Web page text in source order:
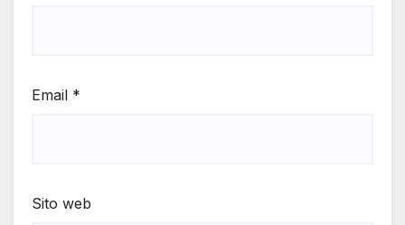
Email *
Sito web